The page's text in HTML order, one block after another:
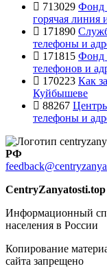
713029 Фонд
горячая линия
171890
телефоны и
171815 Фонд
телефонов и
170223 Как
Куйбышеве
88267
телефоны и
РФ
CentryZanyatosti.top
Информационный
населения в России
Копирование
сайта запрещено